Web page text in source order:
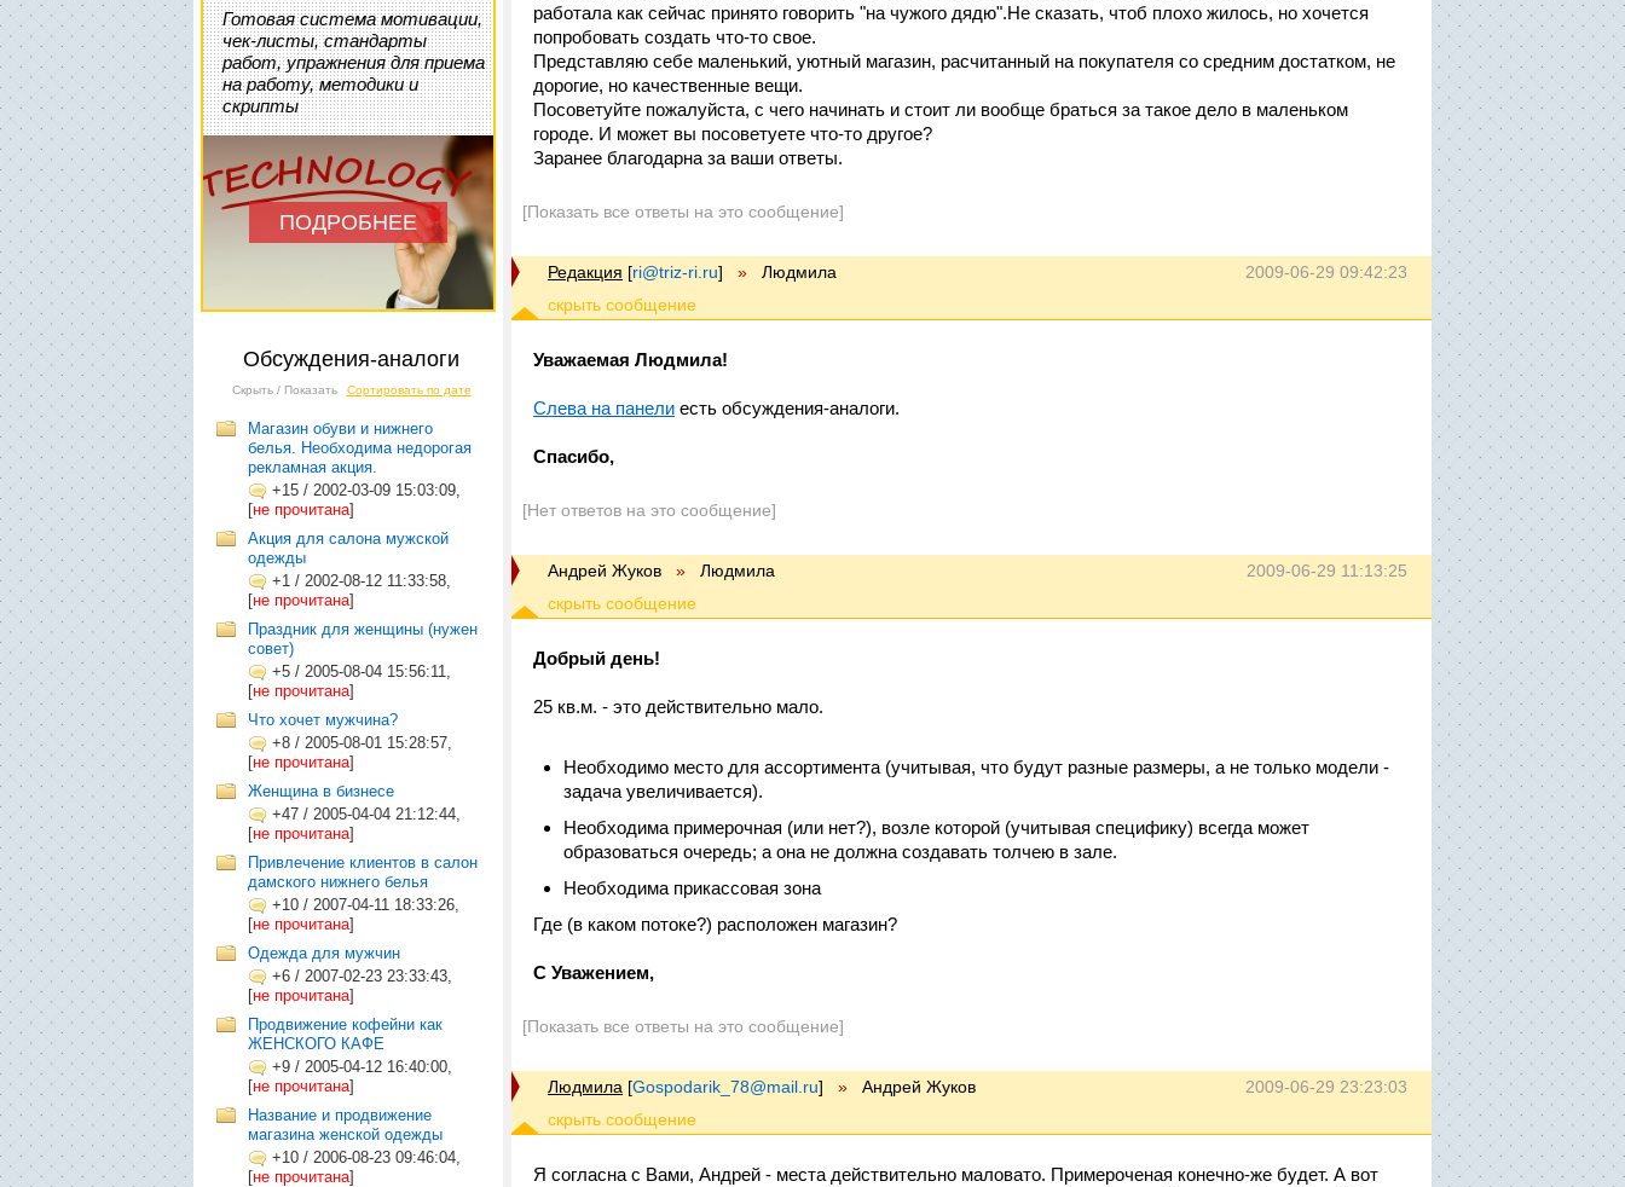
Готовая система мотивации,
чек-листы, стандарты
работ, упражнения для приема
на работу, методики и
скрипты
ПОДРОБНЕЕ
Обсуждения-аналоги
Скрыть / Показать Сортировать по дате
Магазин обуви и нижнего
белья. Необходима недорогая
рекламная акция.
+15 / 2002-03-09 15:03:09,
[не прочитана]
Акция для салона мужской
одежды
+1 / 2002-08-12 11:33:58,
[не прочитана]
Праздник для женщины (нужен
совет)
+5 / 2005-08-04 15:56:11,
[не прочитана]
Что хочет мужчина?
+8 / 2005-08-01 15:28:57,
[не прочитана]
Женщина в бизнесе
+47 / 2005-04-04 21:12:44,
[не прочитана]
Привлечение клиентов в салон
дамского нижнего белья
+10 / 2007-04-11 18:33:26,
[не прочитана]
Одежда для мужчин
+6 / 2007-02-23 23:33:43,
[не прочитана]
Продвижение кофейни как
ЖЕНСКОГО КАФЕ
+9 / 2005-04-12 16:40:00,
[не прочитана]
Название и продвижение
магазина женской одежды
+10 / 2006-08-23 09:46:04,
[не прочитана]
работала как сейчас принято говорить "на чужого дядю".Не сказать, чтоб плохо жилось, но хочется
попробовать создать что-то свое.
Представляю себе маленький, уютный магазин, расчитанный на покупателя со средним достатком, не
дорогие, но качественные вещи.
Посоветуйте пожалуйста, с чего начинать и стоит ли вообще браться за такое дело в маленьком
городе. И может вы посоветуете что-то другое?
Заранее благодарна за ваши ответы.
[Показать все ответы на это сообщение]
2009-06-29 09:42:23
Редакция [ri@triz-ri.ru] » Людмила
Уважаемая Людмила!
Слева на панели есть обсуждения-аналоги.
Спасибо,
[Нет ответов на это сообщение]
2009-06-29 11:13:25
Андрей Жуков » Людмила
Добрый день!
25 кв.м. - это действительно мало.
Необходимо место для ассортимента (учитывая, что будут разные размеры, а не только модели -
задача увеличивается).
Необходима примерочная (или нет?), возле которой (учитывая специфику) всегда может
образоваться очередь; а она не должна создавать толчею в зале.
Необходима прикассовая зона
Где (в каком потоке?) расположен магазин?
С Уважением,
[Показать все ответы на это сообщение]
2009-06-29 23:23:03
Людмила [Gospodarik_78@mail.ru] » Андрей Жуков
Я согласна с Вами, Андрей - места действительно маловато. Примероченая конечно-же будет. А вот